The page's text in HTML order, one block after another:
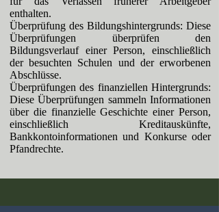
enthalten.
Überprüfung des Bildungshintergrunds: Diese
Überprüfungen überprüfen den
Bildungsverlauf einer Person, einschließlich
der besuchten Schulen und der erworbenen
Abschlüsse.
Überprüfungen des finanziellen Hintergrunds:
Diese Überprüfungen sammeln Informationen
über die finanzielle Geschichte einer Person,
einschließlich Kreditauskünfte,
Bankkontoinformationen und Konkurse oder
Pfandrechte.